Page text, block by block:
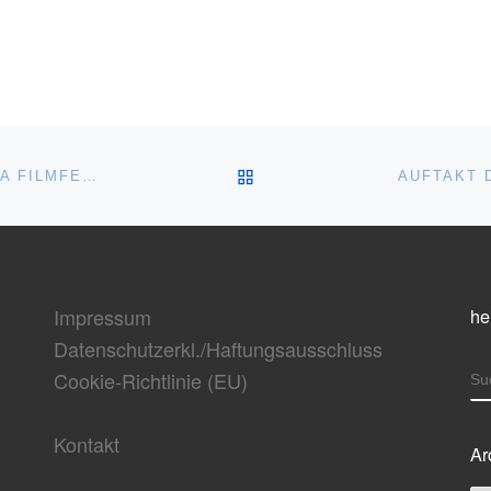
VORBERICHT ZUR ERÖFFNUNG DER HEIMAT EUROPA FILMFESTSPIELE ZURÜCK ZUR AUFTAKT
Impressum
Datenschutzerkl./Haftungsausschluss
Cookie-Richtlinie (EU)
Kontakt